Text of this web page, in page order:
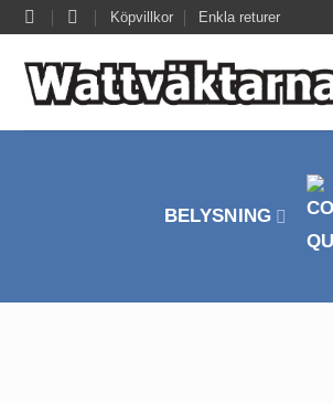
Skip
to
content
Köpvillkor Enkla returer
BELYSNING